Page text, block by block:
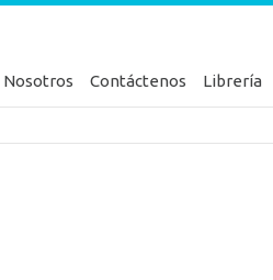
Nosotros Contáctenos Librería